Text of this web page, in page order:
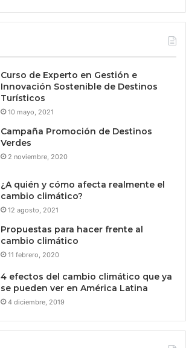
Curso de Experto en Gestión e
Innovación Sostenible de Destinos
Turísticos
10 mayo, 2021
Campaña Promoción de Destinos
Verdes
2 noviembre, 2020
¿A quién y cómo afecta realmente el
cambio climático?
12 agosto, 2021
Propuestas para hacer frente al
cambio climático
11 febrero, 2020
4 efectos del cambio climático que ya
se pueden ver en América Latina
4 diciembre, 2019